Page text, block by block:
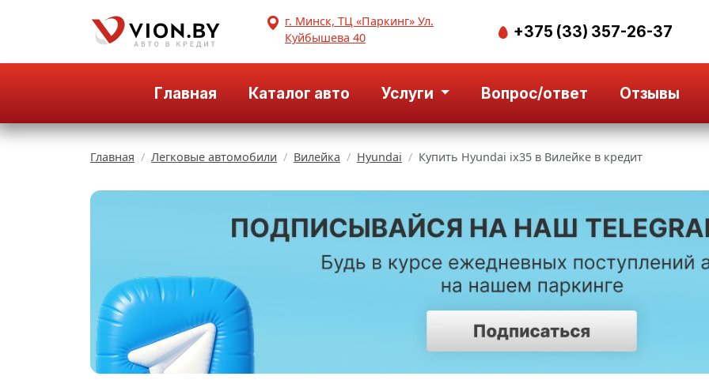
г. Минск, ТЦ «Паркинг» Ул.
Куйбышева 40
+375 (33) 357-26-37
Главная Каталог авто Услуги Вопрос/ответ Отзывы
Главная Легковые автомобили Вилейка Hyundai Купить Hyundai ix35 в Вилейке в кредит